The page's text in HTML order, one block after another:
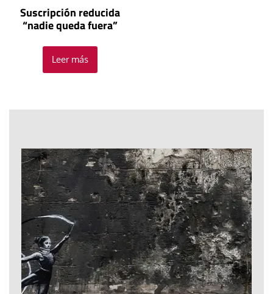
Suscripción reducida
“nadie queda fuera”
Leer más